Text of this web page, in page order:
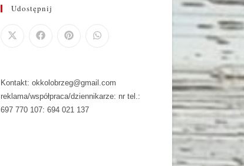
Udostępnij
Kontakt: okkolobrzeg@gmail.com
reklama/współpraca/dziennikarze: nr tel.:
697 770 107: 694 021 137